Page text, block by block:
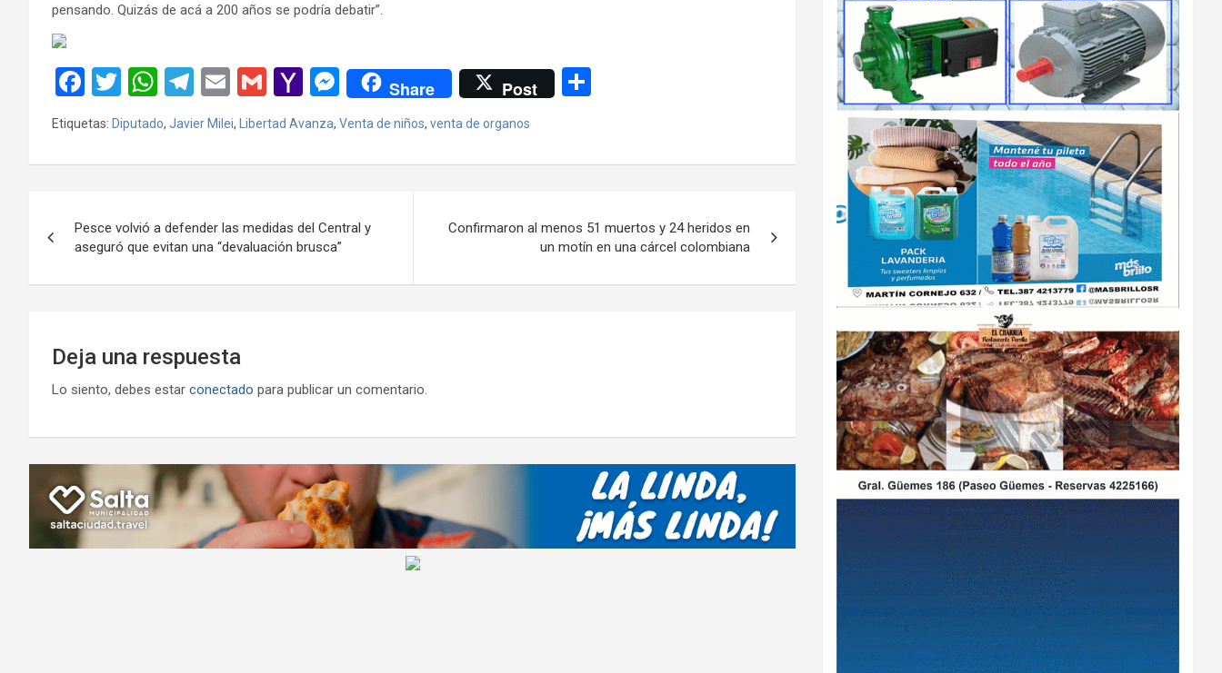
pensando. Quizás de acá a 200 años se podría debatir”.
F
a
ce
b
o
k
T
wi
tt
er
W
at
s
p
p
T
el
e
gr
m
E
m
ail
G
m
ail
Y
h
o
M
ail
M
es
se
n
er
Share Post
p
tir
Etiquetas: Diputado, Javier Milei, Libertad Avanza, Venta de niños, venta de organos
de
entradas
Pesce volvió a defender las medidas del Central y
aseguró que evitan una “devaluación brusca”
Confirmaron al menos 51 muertos y 24 heridos en
un motín en una cárcel colombiana
Deja una respuesta
Lo siento, debes estar conectado para publicar un comentario.